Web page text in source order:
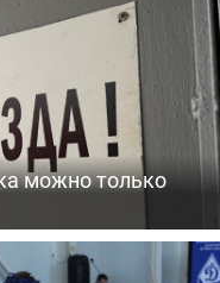
можно только